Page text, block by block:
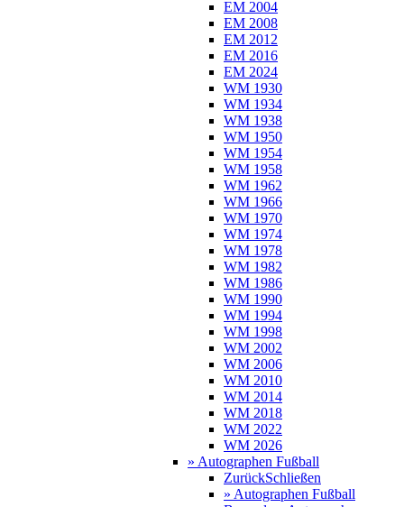
EM 2004
EM 2008
EM 2012
EM 2016
EM 2024
WM 1930
WM 1934
WM 1938
WM 1950
WM 1954
WM 1958
WM 1962
WM 1966
WM 1970
WM 1974
WM 1978
WM 1982
WM 1986
WM 1990
WM 1994
WM 1998
WM 2002
WM 2006
WM 2010
WM 2014
WM 2018
WM 2022
WM 2026
» Autographen Fußball
ZurückSchließen
» Autographen Fußball